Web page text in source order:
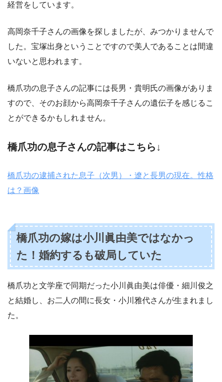
経営をしています。
高岡奈千子さんの画像を探しましたが、みつかりませんで
した。宝塚出身ということですので美人であることは間違
いないと思われます。
橋爪功の息子さんの記事には長男・貴明氏の画像がありま
すので、そのお顔から高岡奈千子さんの遺伝子を感じるこ
とができるかもしれません。
橋爪功の息子さんの記事はこちら↓
橋爪功の逮捕された息子（次男）・遼と長男の現在。性格
は？画像
橋爪功の嫁は小川眞由美ではなかっ
た！婚約するも破局していた
橋爪功と文学座で同期だった小川眞由美は俳優・細川俊之
と結婚し、お二人の間に長女・小川雅代さんが生まれまし
た。